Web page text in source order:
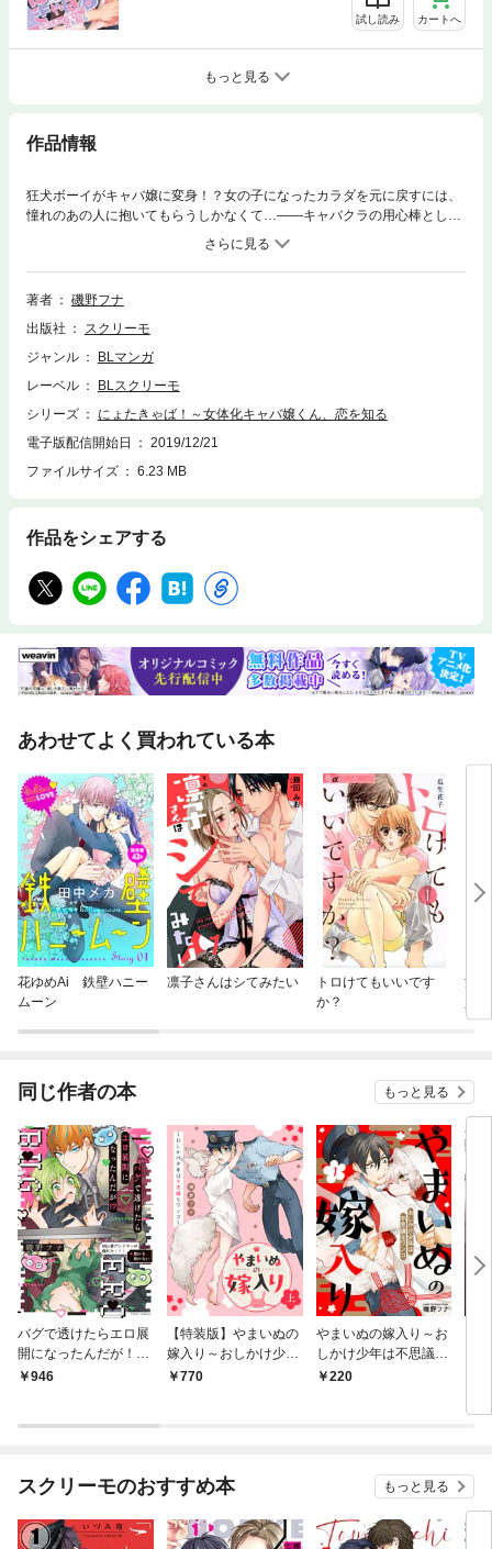
試し読み カートへ
もっと見る
作品情報
狂犬ボーイがキャバ嬢に変身！？女の子になったカラダを元に戻すには、
憧れのあの人に抱いてもらうしかなくて…――キャバクラの用心棒として
店長に拾われたオレ。ある日、ヤバイ客から薬をかけられて…お、女の子
になっちゃった…！？唯一事情を知る店長の勧めでキャバ嬢に転身する
も、この身体じゃ迷惑ばかり…。戻りたいと落ち込むオレに「…ひとつ、
試してみる？」と店長が壁ドンしてきて！？男に戻る方法、それは――
か…！？
著者
磯野フナ
出版社
スクリーモ
ジャンル
BLマンガ
レーベル
BLスクリーモ
シリーズ
にょたきゃば！～女体化キャバ嬢くん、恋を知る
電子版配信開始日
2019/12/21
ファイルサイズ
6.23 MB
作品をシェアする
あわせてよく買われている本
花ゆめAi 鉄壁ハニー
ムーン
凛子さんはシてみたい
トロけてもいいです
か？
清
同じ作者の本 もっと見る
バグで透けたらエロ展
開になったんだが！？
【電子特典付き】
946
【特装版】やまいぬの
嫁入り～おしかけ少年
は不思議なワンコ～上
770
やまいぬの嫁入り～お
しかけ少年は不思議な
ワンコ～（１）
220
スクリーモのおすすめ本 もっと見る